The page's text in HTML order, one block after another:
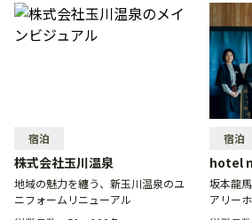
宿泊
株式会社玉川温泉
地域の魅力を纏う、新玉川温泉のユ
ニフォームリニューアル
宿泊
hotel
坂本龍
アリー